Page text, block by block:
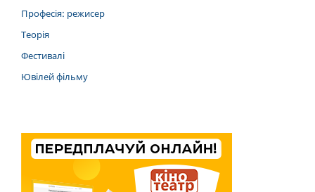
Професія: режисер
Теорія
Фестивалі
Ювілей фільму